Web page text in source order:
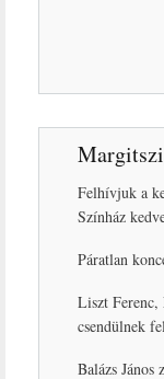
Felhívjuk a
Színház
Páratlan
Liszt Ferenc,
csendülnek
Balázs János